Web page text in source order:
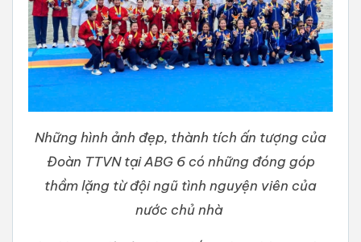
Những hình ảnh đẹp, thành tích ấn tượng của
Đoàn TTVN tại ABG 6 có những đóng góp
thầm lặng từ đội ngũ tình nguyện viên của
nước chủ nhà